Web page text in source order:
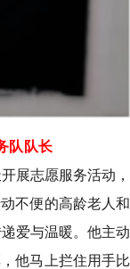
队队长
展志愿服务活动，
不便的高龄老人和
爱与温暖。他主动
他马上拦住用手比